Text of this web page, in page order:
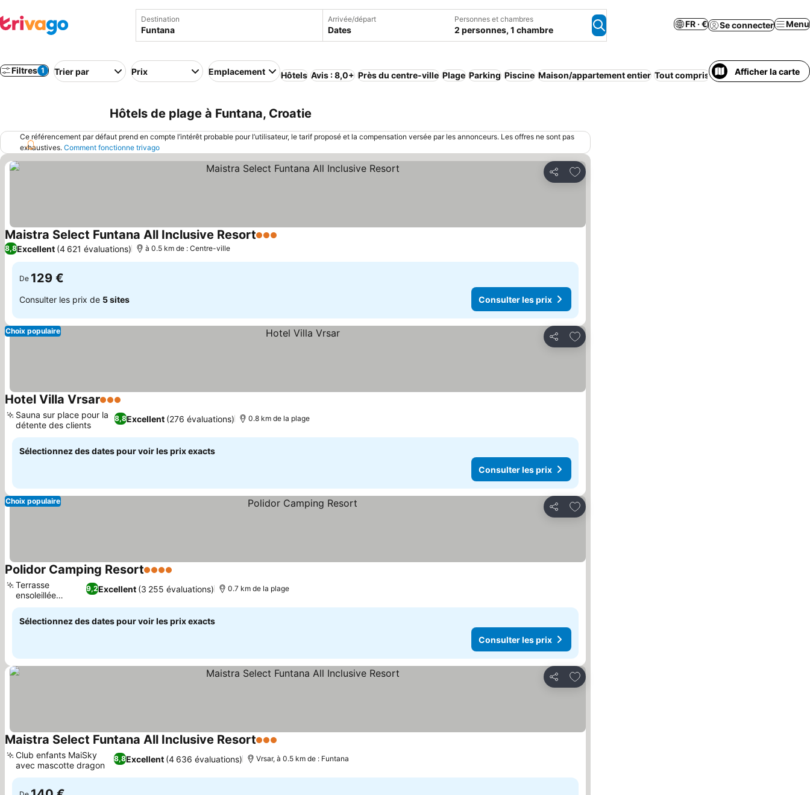
Destination Arrivée/départ
Dates
Personnes et chambres
2 personnes, 1 chambre
FR · € Se connecter Menu
Filtres 1 Trier par Prix Emplacement Hôtels Avis : 8,0+ Près du centre-ville Plage Parking Piscine Maison/appartement entier Tout compris Demi-pension Petit
Afficher la carte
Hôtels de plage à Funtana, Croatie
Ce référencement par défaut prend en compte l’intérêt probable pour l’utilisateur, le tarif proposé et la compensation versée par les annonceurs. Les offres ne sont pas
exhaustives. Comment fonctionne trivago
Partager
Ajouter à mes favoris
Maistra Select Funtana All Inclusive Resort3 Étoiles
8,8Excellent (4 621 évaluations) à 0.5 km de : Centre-ville
De 129 €
Consulter les prix de 5 sites Consulter les prix
Partager
Ajouter à mes favoris
Choix populaire
Hotel Villa Vrsar3 Étoiles
8,8Excellent (276 évaluations)
Sauna sur place pour la
détente des clients
0.8 km de la plage
Sélectionnez des dates pour voir les prix exacts
Consulter les prix
Partager
Ajouter à mes favoris
Choix populaire
Polidor Camping Resort4 Étoiles
9,2Excellent (3 255 évaluations)
Terrasse
ensoleillée
relaxante
0.7 km de la plage
Sélectionnez des dates pour voir les prix exacts
Consulter les prix
Partager
Ajouter à mes favoris
Maistra Select Funtana All Inclusive Resort3 Étoiles
8,8Excellent (4 636 évaluations)
Club enfants MaiSky
avec mascotte dragon
Vrsar, à 0.5 km de : Funtana